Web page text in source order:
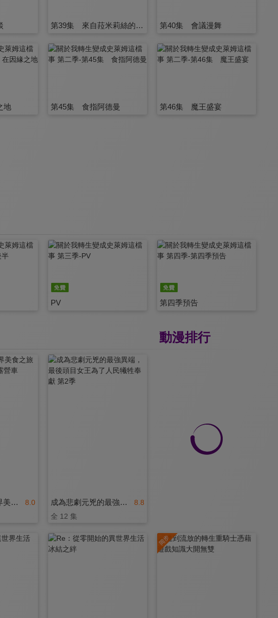
第39集 來自菈米莉絲的消息 第40集 會議漫舞
地 第45集 食指阿德曼 第46集 魔王盛宴
PV 第四季預告
動漫排行
8.0
無用聖女的異世界美食之旅 憑藉隱藏技能召喚露營車 8.8
成為悲劇元兇的最強異端，最後頭目女王為了人民犧牲奉獻 第2季
全 12 集